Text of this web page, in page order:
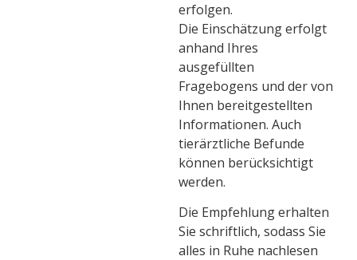
erfolgen.
Die Einschätzung erfolgt
anhand Ihres
ausgefüllten
Fragebogens und der von
Ihnen bereitgestellten
Informationen. Auch
tierärztliche Befunde
können berücksichtigt
werden.
Die Empfehlung erhalten
Sie schriftlich, sodass Sie
alles in Ruhe nachlesen